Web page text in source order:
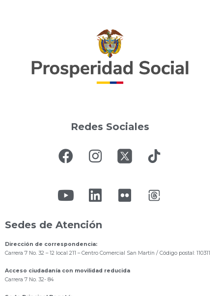
Redes Sociales
Sedes de Atención
Dirección de correspondencia:
Carrera 7 No. 32 – 12 local 211 – Centro Comercial San Martín / Código postal: 110311
Acceso ciudadanía con movilidad reducida
Carrera 7 No. 32- 84